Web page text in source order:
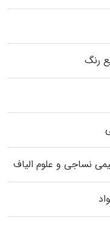
رنگ
نساجی و علوم الیاف